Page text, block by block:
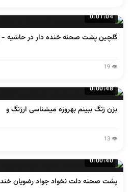
0:01:04
گلچین پشت صحنه خنده دار در حاشیه -
👁️ 19
0:00:48
بزن زنگ ببینم بهروزه میشناسی ارژنگ و
👁️ 13
0:00:40
پشت صحنه دلت نخواد جواد رضویان